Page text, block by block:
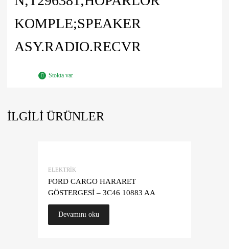
KOMPLE;SPEAKER
ASY.RADIO.RECVR
Stokta var
İLGILI ÜRÜNLER
ELEKTRIK
FORD CARGO HARARET
GÖSTERGESİ – 3C46 10883 AA
Devamını oku